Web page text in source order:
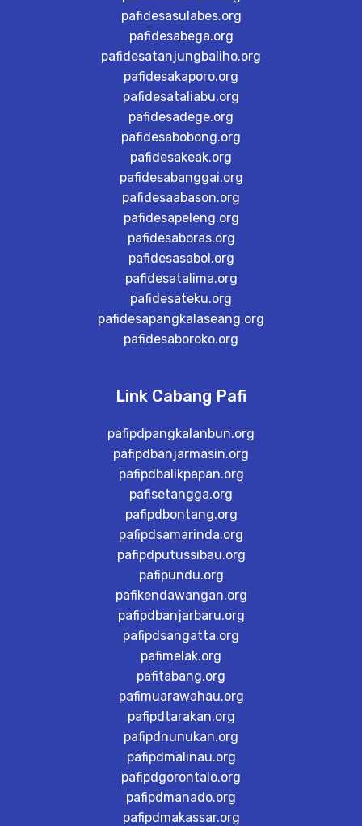
pafidesasulabes.org
pafidesabega.org
pafidesatanjungbaliho.org
pafidesakaporo.org
pafidesataliabu.org
pafidesadege.org
pafidesabobong.org
pafidesakeak.org
pafidesabanggai.org
pafidesaabason.org
pafidesapeleng.org
pafidesaboras.org
pafidesasabol.org
pafidesatalima.org
pafidesateku.org
pafidesapangkalaseang.org
pafidesaboroko.org
Link Cabang Pafi
pafipdpangkalanbun.org
pafipdbanjarmasin.org
pafipdbalikpapan.org
pafisetangga.org
pafipdbontang.org
pafipdsamarinda.org
pafipdputussibau.org
pafipundu.org
pafikendawangan.org
pafipdbanjarbaru.org
pafipdsangatta.org
pafimelak.org
pafitabang.org
pafimuarawahau.org
pafipdtarakan.org
pafipdnunukan.org
pafipdmalinau.org
pafipdgorontalo.org
pafipdmanado.org
pafipdmakassar.org